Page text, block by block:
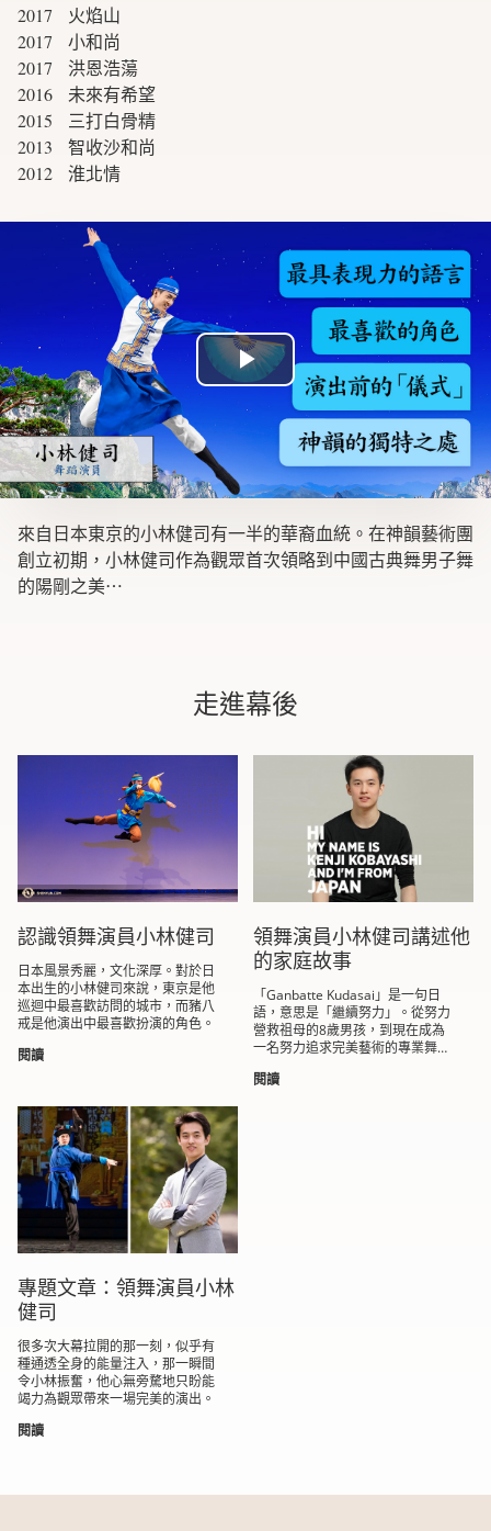
2017 火焰山
2017 小和尚
2017 洪恩浩蕩
2016 未來有希望
2015 三打白骨精
2013 智收沙和尚
2012 淮北情
Play
Video
來自日本東京的小林健司有一半的華裔血統。在神韻藝術團
創立初期，小林健司作為觀眾首次領略到中國古典舞男子舞
的陽剛之美⋯
走進幕後
認識領舞演員小林健司
日本風景秀麗，文化深厚。對於日
本出生的小林健司來說，東京是他
巡迴中最喜歡訪問的城市，而豬八
戒是他演出中最喜歡扮演的角色。
閱讀
領舞演員小林健司講述他
的家庭故事
「Ganbatte Kudasai」是一句日
語，意思是「繼續努力」。從努力
營救祖母的8歲男孩，到現在成為
一名努力追求完美藝術的專業舞蹈
閱讀
專題文章：領舞演員小林
健司
很多次大幕拉開的那一刻，似乎有
種通透全身的能量注入，那一瞬間
令小林振奮，他心無旁騖地只盼能
竭力為觀眾帶來一場完美的演出。
閱讀